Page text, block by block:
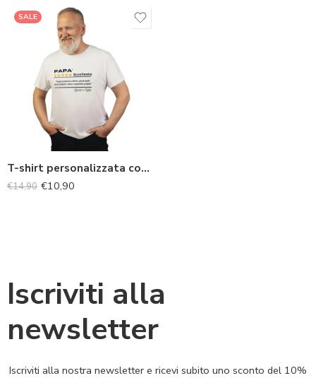
SALE
T-shirt personalizzata con recensione: Idea Regalo per il papà
€14,90 €10,90
Iscriviti alla
newsletter
Iscriviti alla nostra newsletter e ricevi subito uno sconto del 10%